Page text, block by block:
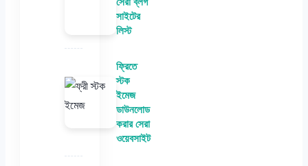
সাইটের
লিস্ট
ফ্রিতে
স্টক
ইমেজ
ডাউনলোড
করার সেরা
ওয়েবসাইট